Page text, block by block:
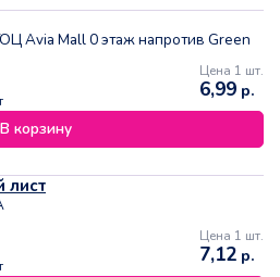
Avia Mall 0 этаж напротив Green
Цена 1 шт.
6,99 р.
В корзину
лист
Цена 1 шт.
7,12 р.